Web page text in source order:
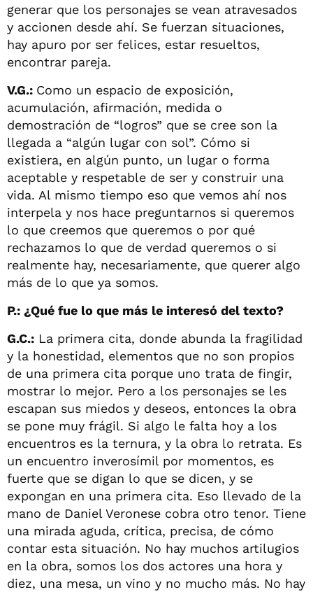
generar que los personajes se vean atravesados
y accionen desde ahí. Se fuerzan situaciones,
hay apuro por ser felices, estar resueltos,
encontrar pareja.
V.G.: Como un espacio de exposición,
acumulación, afirmación, medida o
demostración de “logros” que se cree son la
llegada a “algún lugar con sol”. Cómo si
existiera, en algún punto, un lugar o forma
aceptable y respetable de ser y construir una
vida. Al mismo tiempo eso que vemos ahí nos
interpela y nos hace preguntarnos si queremos
lo que creemos que queremos o por qué
rechazamos lo que de verdad queremos o si
realmente hay, necesariamente, que querer algo
más de lo que ya somos.
P.: ¿Qué fue lo que más le interesó del texto?
G.C.: La primera cita, donde abunda la fragilidad
y la honestidad, elementos que no son propios
de una primera cita porque uno trata de fingir,
mostrar lo mejor. Pero a los personajes se les
escapan sus miedos y deseos, entonces la obra
se pone muy frágil. Si algo le falta hoy a los
encuentros es la ternura, y la obra lo retrata. Es
un encuentro inverosímil por momentos, es
fuerte que se digan lo que se dicen, y se
expongan en una primera cita. Eso llevado de la
mano de Daniel Veronese cobra otro tenor. Tiene
una mirada aguda, crítica, precisa, de cómo
contar esta situación. No hay muchos artilugios
en la obra, somos los dos actores una hora y
diez, una mesa, un vino y no mucho más. No hay